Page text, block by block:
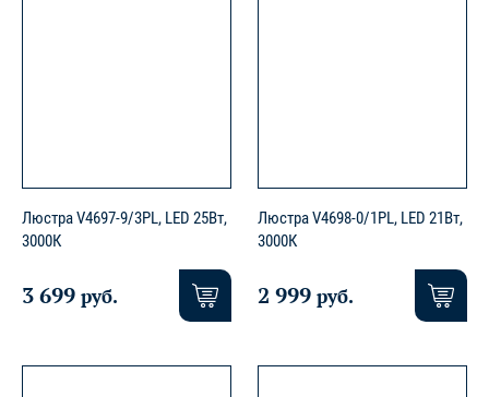
Люстра V4697-9/3PL, LED 25Вт,
3000К
3 699 руб.
Люстра V4698-0/1PL, LED 21Вт,
3000К
2 999 руб.